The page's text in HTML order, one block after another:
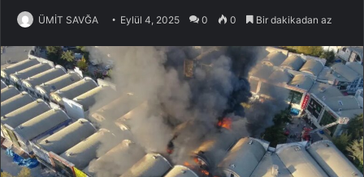
ÜMİT SAVĞA Eylül 4, 2025 0 0 Bir dakikadan az